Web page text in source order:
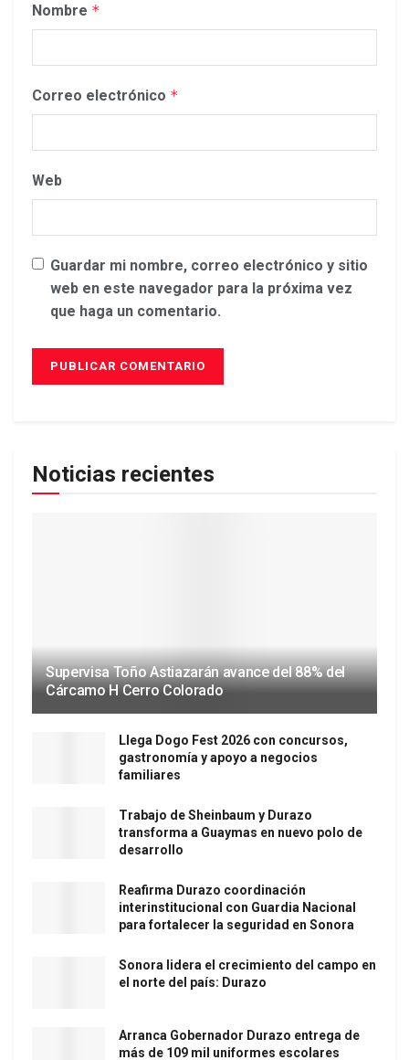
Nombre *
Correo electrónico *
Web
Guardar mi nombre, correo electrónico y sitio
web en este navegador para la próxima vez
que haga un comentario.
Noticias recientes
Supervisa Toño Astiazarán avance del 88% del
Cárcamo H Cerro Colorado
Llega Dogo Fest 2026 con concursos,
gastronomía y apoyo a negocios
familiares
Trabajo de Sheinbaum y Durazo
transforma a Guaymas en nuevo polo de
desarrollo
Reafirma Durazo coordinación
interinstitucional con Guardia Nacional
para fortalecer la seguridad en Sonora
Sonora lidera el crecimiento del campo en
el norte del país: Durazo
Arranca Gobernador Durazo entrega de
más de 109 mil uniformes escolares